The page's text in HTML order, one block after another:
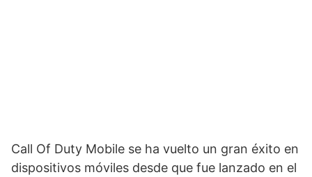
Call Of Duty Mobile se ha vuelto un gran éxito en
dispositivos móviles desde que fue lanzado en el